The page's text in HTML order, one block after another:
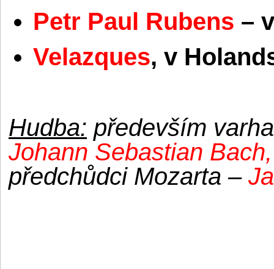
Petr Paul Rubens –
Velazques, v
Hudba: především
Johann Sebastian
předchůdci Mozarta –